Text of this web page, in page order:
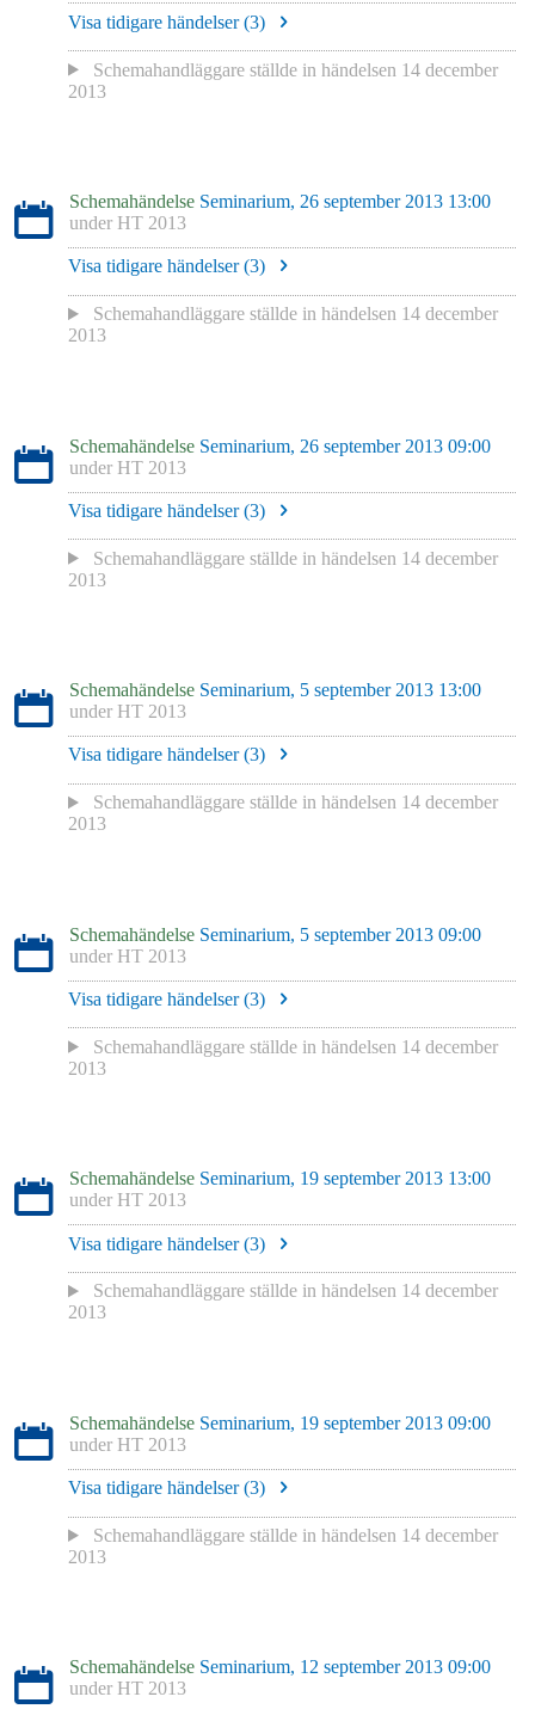
Visa tidigare händelser (3)
Schemahandläggare ställde in händelsen 14 december
2013
Schemahändelse Seminarium, 26 september 2013 13:00
under HT 2013
Visa tidigare händelser (3)
Schemahandläggare ställde in händelsen 14 december
2013
Schemahändelse Seminarium, 26 september 2013 09:00
under HT 2013
Visa tidigare händelser (3)
Schemahandläggare ställde in händelsen 14 december
2013
Schemahändelse Seminarium, 5 september 2013 13:00
under HT 2013
Visa tidigare händelser (3)
Schemahandläggare ställde in händelsen 14 december
2013
Schemahändelse Seminarium, 5 september 2013 09:00
under HT 2013
Visa tidigare händelser (3)
Schemahandläggare ställde in händelsen 14 december
2013
Schemahändelse Seminarium, 19 september 2013 13:00
under HT 2013
Visa tidigare händelser (3)
Schemahandläggare ställde in händelsen 14 december
2013
Schemahändelse Seminarium, 19 september 2013 09:00
under HT 2013
Visa tidigare händelser (3)
Schemahandläggare ställde in händelsen 14 december
2013
Schemahändelse Seminarium, 12 september 2013 09:00
under HT 2013